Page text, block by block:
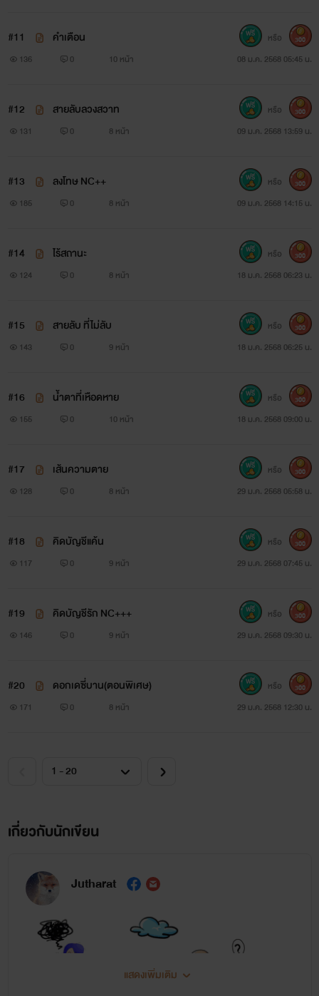
#11 คำเตือน
136 0 10 หน้า 08 ม.ค. 2568 05:45 น.
หรือ 300
#12 สายลับลวงสวาท
131 0 8 หน้า 09 ม.ค. 2568 13:59 น.
หรือ 300
#13 ลงโทษ NC++
185 0 8 หน้า 09 ม.ค. 2568 14:15 น.
หรือ 300
#14 ไร้สถานะ
124 0 8 หน้า 18 ม.ค. 2568 06:23 น.
หรือ 300
#15 สายลับ ที่ไม่ลับ
143 0 9 หน้า 18 ม.ค. 2568 06:25 น.
หรือ 300
#16 น้ำตาที่เหือดหาย
155 0 10 หน้า 18 ม.ค. 2568 09:00 น.
หรือ 300
#17 เส้นความตาย
128 0 8 หน้า 29 ม.ค. 2568 05:58 น.
หรือ 300
#18 คิดบัญชีแค้น
117 0 9 หน้า 29 ม.ค. 2568 07:45 น.
หรือ 300
#19 คิดบัญชีรัก NC+++
146 0 9 หน้า 29 ม.ค. 2568 09:30 น.
หรือ 300
#20 ดอกเดซี่บาน(ตอนพิเศษ)
171 0 8 หน้า 29 ม.ค. 2568 12:30 น.
หรือ 300
เกี่ยวกับนักเขียน
Jutharat
แสดงเพิ่มเติม